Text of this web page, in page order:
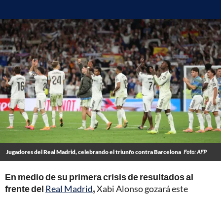
Jugadores del Real Madrid, celebrando el triunfo contra Barcelona Foto: AFP
En medio de su primera crisis de resultados al
frente del Real Madrid,Xabi Alonso gozará este